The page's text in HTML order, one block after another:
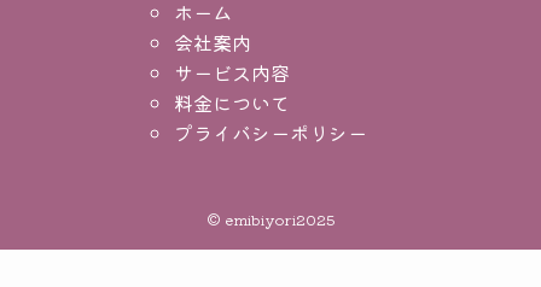
ホーム
会社案内
サービス内容
料金について
プライバシーポリシー
© emibiyori2025